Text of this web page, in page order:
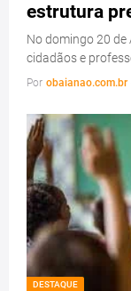
estrutura
No domingo 20 de
cidadãos e
Por obaianao.com.br
DESTAQUE